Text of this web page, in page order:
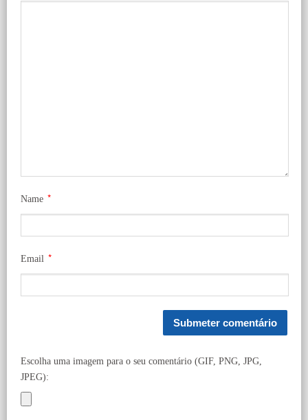
Name *
Email *
Escolha uma imagem para o seu comentário (GIF, PNG, JPG,
JPEG):